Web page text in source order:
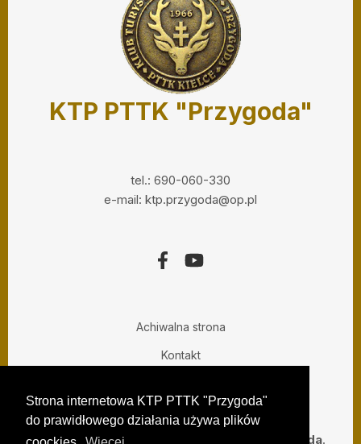
Strona internetowa KTP PTTK "Przygoda"
do prawidłowego działania używa plików
KTP PTTK "Przygoda"
tel.: 690-060-330
e-mail: ktp.przygoda@op.pl
Achiwalna strona
Kontakt
Copyright ©,2015 - 2024. KTP PTTK Przygoda.